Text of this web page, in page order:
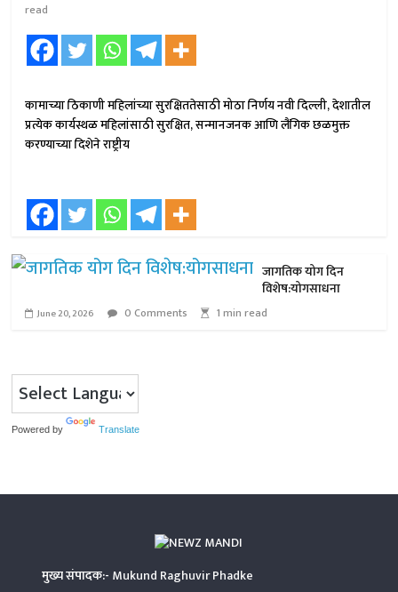
read
कामाच्या ठिकाणी महिलांच्या सुरक्षिततेसाठी मोठा निर्णय नवी दिल्ली, देशातील
प्रत्येक कार्यस्थळ महिलांसाठी सुरक्षित, सन्मानजनक आणि लैंगिक छळमुक्त
करण्याच्या दिशेने राष्ट्रीय
जागतिक योग दिन
विशेष:योगसाधना
June 20, 2026 0 Comments 1 min read
Powered by Translate
मुख्य संपादक:- Mukund Raghuvir Phadke